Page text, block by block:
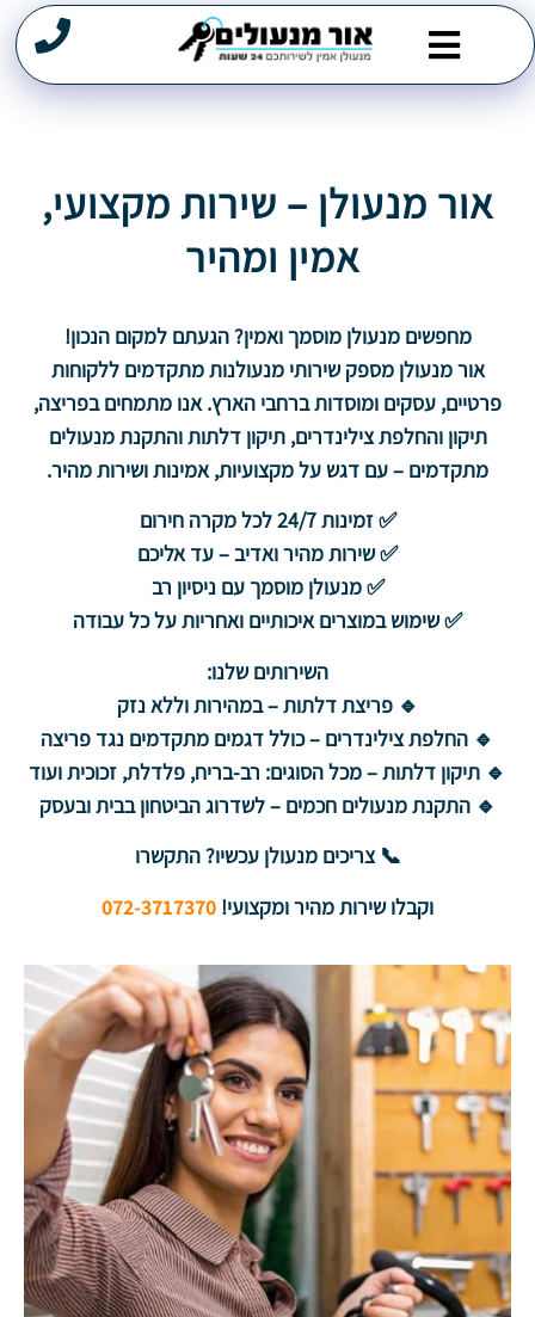
אור מנעולן – שירות מקצועי,
אמין ומהיר
מחפשים מנעולן מוסמך ואמין? הגעתם למקום הנכון!
אור מנעולן מספק שירותי מנעולנות מתקדמים ללקוחות
פרטיים, עסקים ומוסדות ברחבי הארץ. אנו מתמחים בפריצה,
תיקון והחלפת צילינדרים, תיקון דלתות והתקנת מנעולים
מתקדמים – עם דגש על מקצועיות, אמינות ושירות מהיר.
✅ זמינות 24/7 לכל מקרה חירום
✅ שירות מהיר ואדיב – עד אליכם
✅ מנעולן מוסמך עם ניסיון רב
✅ שימוש במוצרים איכותיים ואחריות על כל עבודה
השירותים שלנו:
🔹 פריצת דלתות – במהירות וללא נזק
🔹 החלפת צילינדרים – כולל דגמים מתקדמים נגד פריצה
🔹 תיקון דלתות – מכל הסוגים: רב-בריח, פלדלת, זכוכית ועוד
🔹 התקנת מנעולים חכמים – לשדרוג הביטחון בבית ובעסק
📞 צריכים מנעולן עכשיו? התקשרו
וקבלו שירות מהיר ומקצועי! 072-3717370